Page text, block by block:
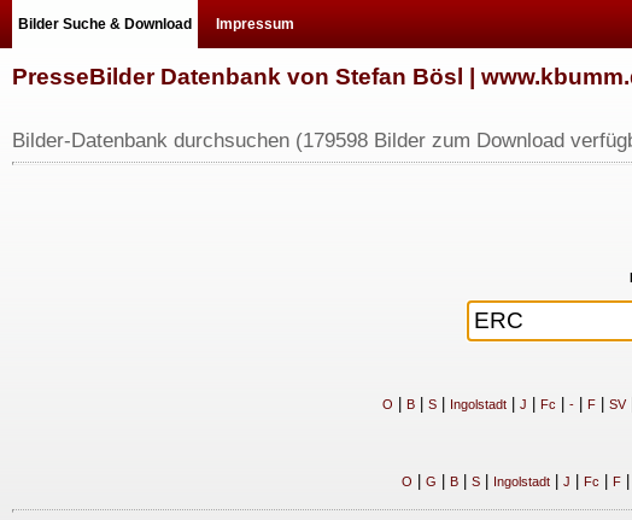
Bilder Suche & Download Impressum
PresseBilder Datenbank von Stefan Bösl |
Bilder-Datenbank durchsuchen (179598 Bilder zum Download
O B| S| Ingolstadt| J Fc -| F| SV|
O G B| S| Ingolstadt| J Fc F|